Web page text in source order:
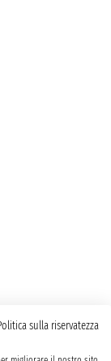
sulla riservatezza